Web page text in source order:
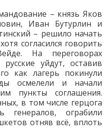
– князь Яков
Иван Бутурлин и
– решило начать
согласился говорить
На переговорах
уйдут, оставив
как лагерь покинули
осмелели и начали
пункты соглашения.
в том числе герцога
ограбили
отняв всё, вплоть